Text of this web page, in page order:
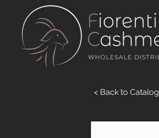
< Back to Catalog